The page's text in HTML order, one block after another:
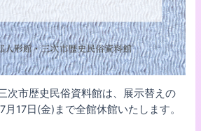
次市歴史民俗資料館は、展示替えの
17日(金)まで全館休館いたします。